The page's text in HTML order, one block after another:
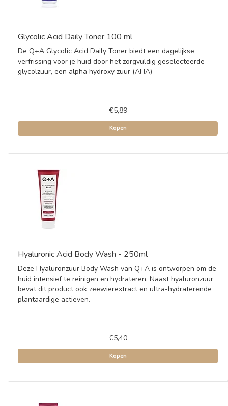
Glycolic Acid Daily Toner 100 ml
De Q+A Glycolic Acid Daily Toner biedt een dagelijkse
verfrissing voor je huid door het zorgvuldig geselecteerde
glycolzuur, een alpha hydroxy zuur (AHA)
€5,89
Kopen
Hyaluronic Acid Body Wash - 250ml
Deze Hyaluronzuur Body Wash van Q+A is ontworpen om de
huid intensief te reinigen en hydrateren. Naast hyaluronzuur
bevat dit product ook zeewierextract en ultra-hydraterende
plantaardige actieven.
€5,40
Kopen